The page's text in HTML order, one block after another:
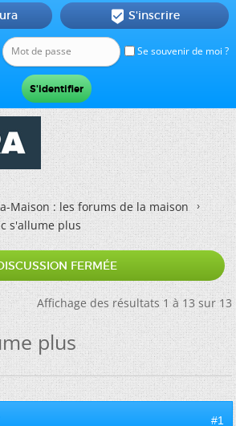
Se souvenir de moi ?
 S'inscrire
Maison : les forums de la maison
s'allume plus
FERMÉE
Affichage des résultats 1 à 13 sur 13
plus
#1